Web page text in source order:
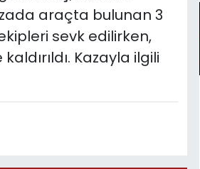
araçta bulunan 3
sevk edilirken,
Kazayla ilgili